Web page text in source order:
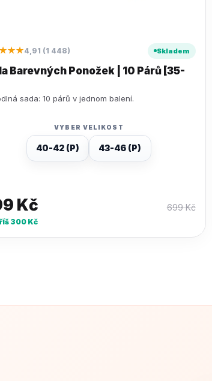
4,91 (1 448) Skladem
Barevných Ponožek | 10 Párů [35-
sada: 10 párů v jednom balení.
VYBER VELIKOST
40-42 (P) 43-46 (P)
Kč 699Kč
300 Kč